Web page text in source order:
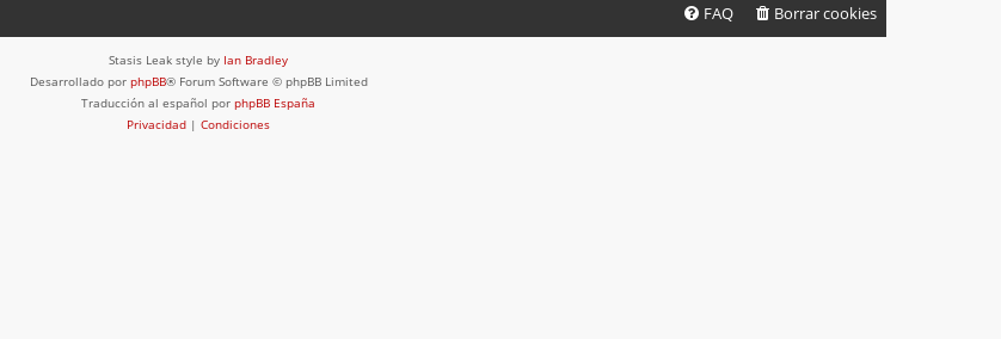
Borrar cookies
FAQ
Stasis Leak style by Ian Bradley
Desarrollado por phpBB® Forum Software © phpBB Limited
Traducción al español por phpBB España
Privacidad | Condiciones